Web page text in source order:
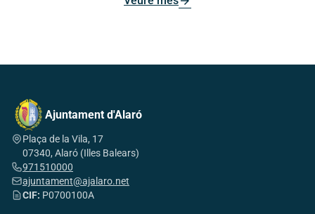
Ajuntament d'Alaró
Plaça de la Vila, 17
07340, Alaró (Illes Balears)
971510000
ajuntament@ajalaro.net
CIF: P0700100A